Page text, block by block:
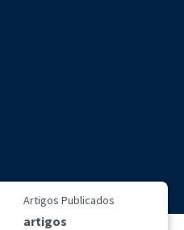
Artigos Publicados
artigos